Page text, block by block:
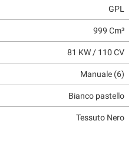
GPL
999 Cm³
81 KW / 110 CV
Manuale (6)
Bianco pastello
Tessuto Nero